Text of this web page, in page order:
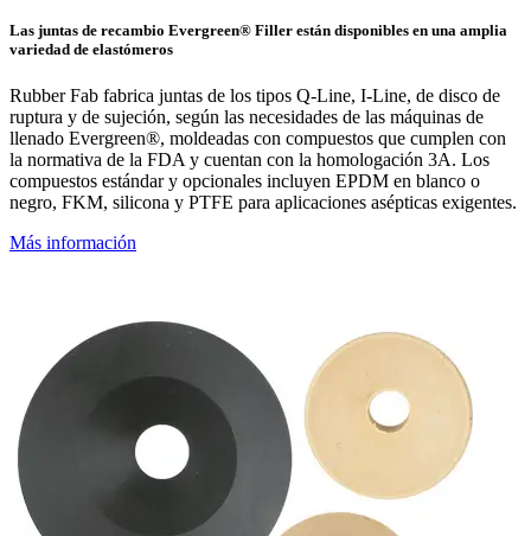
Las juntas de recambio Evergreen® Filler están disponibles en una amplia
variedad de elastómeros
Rubber Fab fabrica juntas de los tipos Q-Line, I-Line, de disco de
ruptura y de sujeción, según las necesidades de las máquinas de
llenado Evergreen®, moldeadas con compuestos que cumplen con
la normativa de la FDA y cuentan con la homologación 3A. Los
compuestos estándar y opcionales incluyen EPDM en blanco o
negro, FKM, silicona y PTFE para aplicaciones asépticas exigentes.
Más información